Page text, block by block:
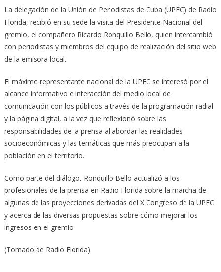
La delegación de la Unión de Periodistas de Cuba (UPEC) de Radio
Florida, recibió en su sede la visita del Presidente Nacional del
gremio, el compañero Ricardo Ronquillo Bello, quien intercambió
con periodistas y miembros del equipo de realización del sitio web
de la emisora local.
El máximo representante nacional de la UPEC se interesó por el
alcance informativo e interacción del medio local de
comunicación con los públicos a través de la programación radial
y la página digital, a la vez que reflexionó sobre las
responsabilidades de la prensa al abordar las realidades
socioeconómicas y las temáticas que más preocupan a la
población en el territorio.
Como parte del diálogo, Ronquillo Bello actualizó a los
profesionales de la prensa en Radio Florida sobre la marcha de
algunas de las proyecciones derivadas del X Congreso de la UPEC
y acerca de las diversas propuestas sobre cómo mejorar los
ingresos en el gremio.
(Tomado de Radio Florida)